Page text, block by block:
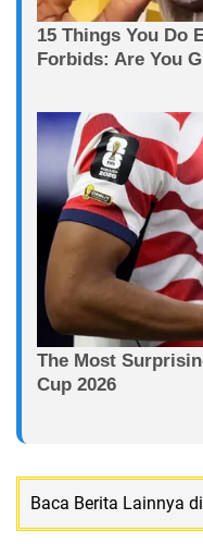
Baca Berita Lainnya di